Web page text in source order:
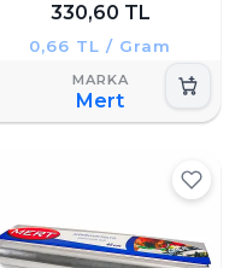
330,60 TL
0,66 TL / Gram
Mert